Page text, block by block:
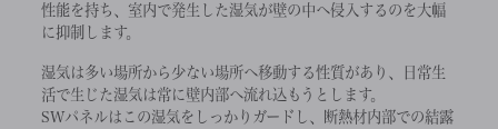
性能を持ち、室内で発生した湿気が壁の中へ侵入するのを大幅
に抑制します。
湿気は多い場所から少ない場所へ移動する性質があり、日常生
活で生じた湿気は常に壁内部へ流れ込もうとします。
SWパネルはこの湿気をしっかりガードし、断熱材内部での結露